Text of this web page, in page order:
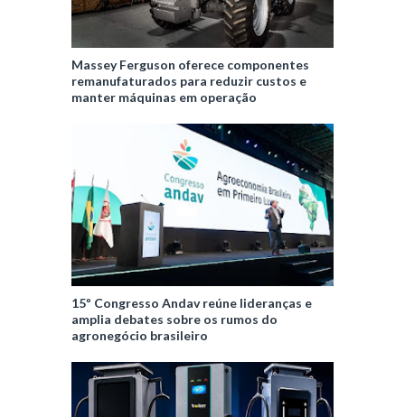
Massey Ferguson oferece componentes
remanufaturados para reduzir custos e
manter máquinas em operação
15º Congresso Andav reúne lideranças e
amplia debates sobre os rumos do
agronegócio brasileiro